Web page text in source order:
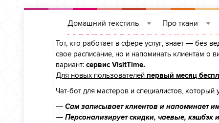
Домашний текстиль Про ткани
Сервис онлайн-записи на собственном
Тот, кто работает в сфере услуг, знает — без
свое расписание, но и напоминать клиентам
вариант: сервис VisitTime.
Для новых пользователей первый месяц
Чат-бот для мастеров и специалистов, который
— Сам записывает клиентов и напоминает
— Персонализирует скидки, чаевые, кэшбэк